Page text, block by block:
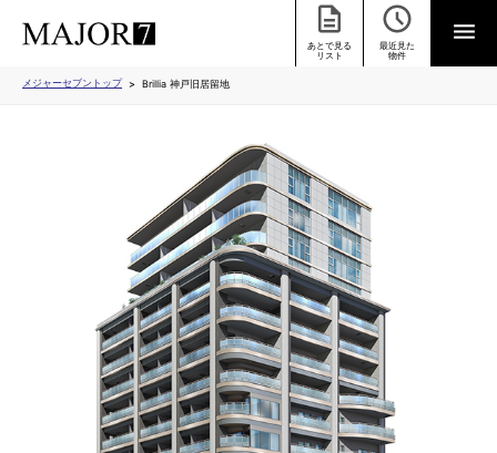
あとで見る
リスト
最近見た
物件
メジャーセブントップ Brillia 神戸旧居留地